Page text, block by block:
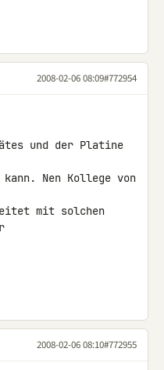
2008-02-06 08:09#772954
und der Platine
kann. Nen Kollege von
mit solchen
2008-02-06 08:10#772955